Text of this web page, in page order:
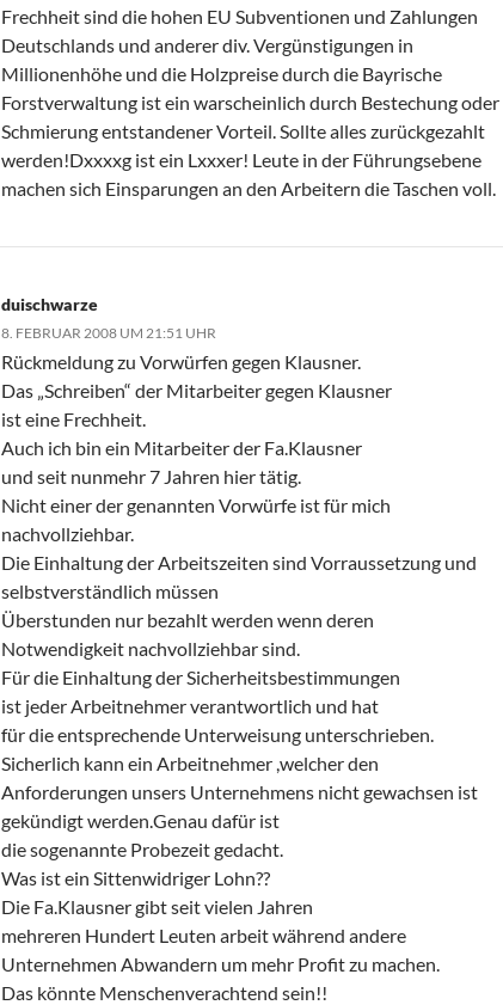
Frechheit sind die hohen EU Subventionen und Zahlungen
Deutschlands und anderer div. Vergünstigungen in
Millionenhöhe und die Holzpreise durch die Bayrische
Forstverwaltung ist ein warscheinlich durch Bestechung oder
Schmierung entstandener Vorteil. Sollte alles zurückgezahlt
werden!Dxxxxg ist ein Lxxxer! Leute in der Führungsebene
machen sich Einsparungen an den Arbeitern die Taschen voll.
duischwarze
8. FEBRUAR 2008 UM 21:51 UHR
Rückmeldung zu Vorwürfen gegen Klausner.
Das „Schreiben“ der Mitarbeiter gegen Klausner
ist eine Frechheit.
Auch ich bin ein Mitarbeiter der Fa.Klausner
und seit nunmehr 7 Jahren hier tätig.
Nicht einer der genannten Vorwürfe ist für mich
nachvollziehbar.
Die Einhaltung der Arbeitszeiten sind Vorraussetzung und
selbstverständlich müssen
Überstunden nur bezahlt werden wenn deren
Notwendigkeit nachvollziehbar sind.
Für die Einhaltung der Sicherheitsbestimmungen
ist jeder Arbeitnehmer verantwortlich und hat
für die entsprechende Unterweisung unterschrieben.
Sicherlich kann ein Arbeitnehmer ,welcher den
Anforderungen unsers Unternehmens nicht gewachsen ist
gekündigt werden.Genau dafür ist
die sogenannte Probezeit gedacht.
Was ist ein Sittenwidriger Lohn??
Die Fa.Klausner gibt seit vielen Jahren
mehreren Hundert Leuten arbeit während andere
Unternehmen Abwandern um mehr Profit zu machen.
Das könnte Menschenverachtend sein!!